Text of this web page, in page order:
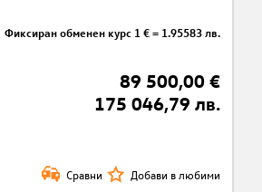
Фиксиран обменен курс 1 € = 1.95583 лв.
89 500,00 €
175 046,79 лв.
Сравни Добави в любими